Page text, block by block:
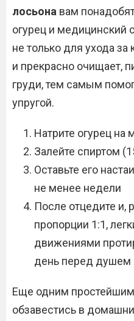
лосьона вам
огурец и медицинский
не только для ухода
и прекрасно очищает,
груди, тем самым
упругой.
Натрите огурец на
Залейте спиртом
Оставьте его
не менее недели
После отцедите и,
пропорции 1:1,
движениями
день перед душем
Еще одним
обзавестись в